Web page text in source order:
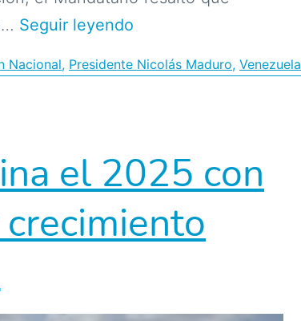
Seguir leyendoPresidente
Maduro
crecimiento
en
sectores
industriales
Nacional, Presidente Nicolás Maduro, Venezuela
el 2025 con